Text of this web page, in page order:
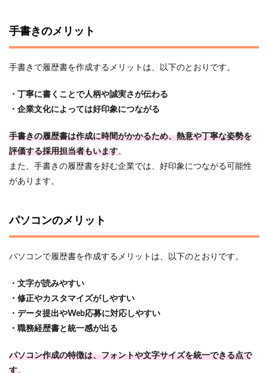
手書きのメリット
手書きで履歴書を作成するメリットは、以下のとおりです。
・丁寧に書くことで人柄や誠実さが伝わる
・企業文化によっては好印象につながる
手書きの履歴書は作成に時間がかかるため、熱意や丁寧な姿勢を
評価する採用担当者もいます。
また、手書きの履歴書を好む企業では、好印象につながる可能性
があります。
パソコンのメリット
パソコンで履歴書を作成するメリットは、以下のとおりです。
・文字が読みやすい
・修正やカスタマイズがしやすい
・データ提出やWeb応募に対応しやすい
・職務経歴書と統一感が出る
パソコン作成の特徴は、フォントや文字サイズを統一できる点で
す。